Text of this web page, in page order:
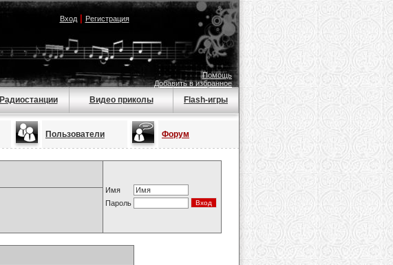
Вход| Регистрация
Помощь
Добавить в избранное
Радиостанции Видео приколы Flash-игры
Пользователи Форум
Имя
Пароль